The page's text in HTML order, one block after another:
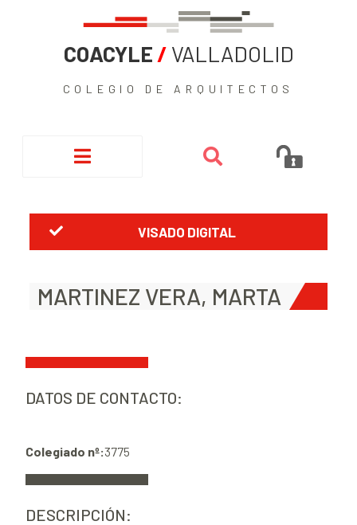
COACYLE / VALLADOLID
COLEGIO DE ARQUITECTOS
VISADO DIGITAL
MARTINEZ VERA, MARTA
DATOS DE CONTACTO:
Colegiado nº:3775
DESCRIPCIÓN: